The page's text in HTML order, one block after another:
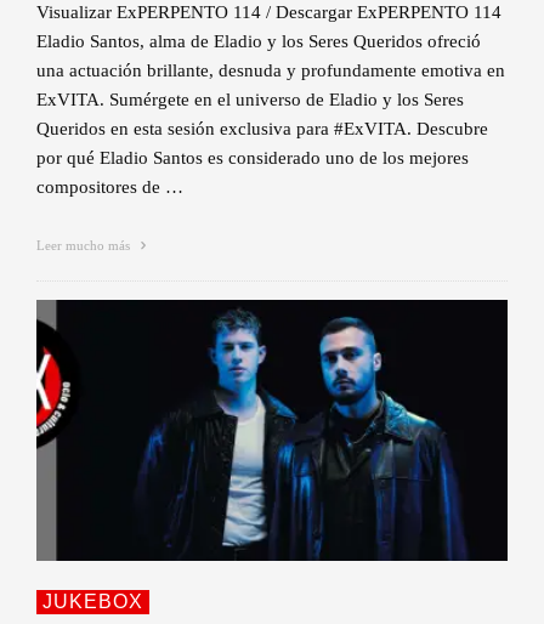
Visualizar ExPERPENTO 114 / Descargar ExPERPENTO 114
Eladio Santos, alma de Eladio y los Seres Queridos ofreció
una actuación brillante, desnuda y profundamente emotiva en
ExVITA. Sumérgete en el universo de Eladio y los Seres
Queridos en esta sesión exclusiva para #ExVITA. Descubre
por qué Eladio Santos es considerado uno de los mejores
compositores de …
Leer mucho más
JUKEBOX